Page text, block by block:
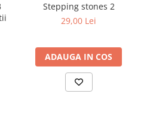
Stepping stones 2
29,00 Lei
ADAUGA IN COS